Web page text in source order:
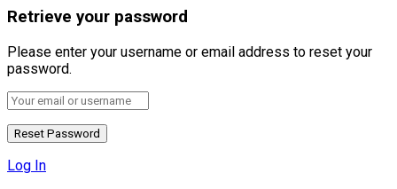
Retrieve your password
Please enter your username or email address to reset your
password.
Log In